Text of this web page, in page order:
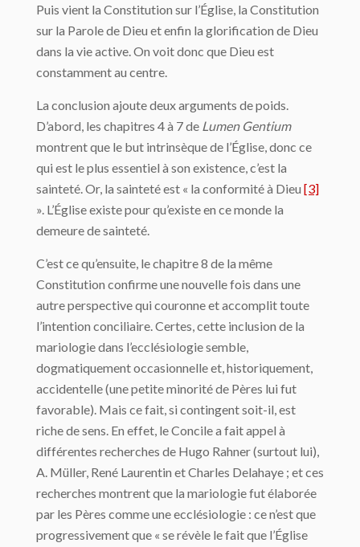
Puis vient la Constitution sur l’Église, la Constitution
sur la Parole de Dieu et enfin la glorification de Dieu
dans la vie active. On voit donc que Dieu est
constamment au centre.
La conclusion ajoute deux arguments de poids.
D’abord, les chapitres 4 à 7 de Lumen Gentium
montrent que le but intrinsèque de l’Église, donc ce
qui est le plus essentiel à son existence, c’est la
sainteté. Or, la sainteté est « la conformité à Dieu [3]
». L’Église existe pour qu’existe en ce monde la
demeure de sainteté.
C’est ce qu’ensuite, le chapitre 8 de la même
Constitution confirme une nouvelle fois dans une
autre perspective qui couronne et accomplit toute
l’intention conciliaire. Certes, cette inclusion de la
mariologie dans l’ecclésiologie semble,
dogmatiquement occasionnelle et, historiquement,
accidentelle (une petite minorité de Pères lui fut
favorable). Mais ce fait, si contingent soit-il, est
riche de sens. En effet, le Concile a fait appel à
différentes recherches de Hugo Rahner (surtout lui),
A. Müller, René Laurentin et Charles Delahaye ; et ces
recherches montrent que la mariologie fut élaborée
par les Pères comme une ecclésiologie : ce n’est que
progressivement que « se révèle le fait que l’Église